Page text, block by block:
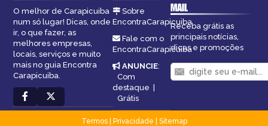
O melhor de Carapicuiba
num só lugar! Dicas, onde
ir, o que fazer, as
melhores empresas,
locais, serviços e muito
mais no guia Encontra
Carapicuiba.
Sobre
EncontraCarapicuiba
Fale com o
EncontraCarapicuiba
ANUNCIE:
Com
destaque |
Grátis
MAIL
Receba grátis as
principais notícias,
dicas e promoções
Termos| Privacidade
Sitemap